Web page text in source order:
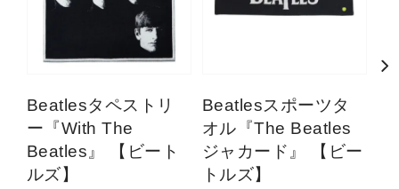
Beatlesタペストリ
ー『With The
Beatles』 【ビート
ルズ】
Beatlesスポーツタ
オル『The Beatles
ジャカード』 【ビー
トルズ】